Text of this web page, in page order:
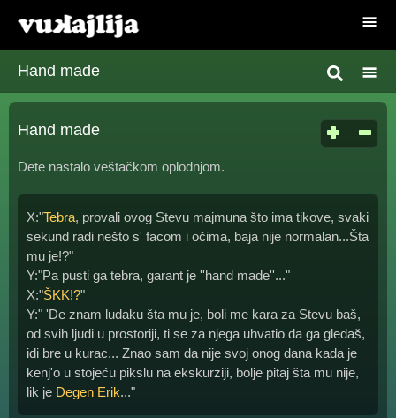
Hand made
Hand made
Dete nastalo veštačkom oplodnjom.
X:"Tebra, provali ovog Stevu majmuna što ima tikove, svaki
sekund radi nešto s' facom i očima, baja nije normalan...Šta
mu je!?"
Y:"Pa pusti ga tebra, garant je ''hand made''..."
X:"ŠKK!?"
Y:" 'De znam ludaku šta mu je, boli me kara za Stevu baš,
od svih ljudi u prostoriji, ti se za njega uhvatio da ga gledaš,
idi bre u kurac... Znao sam da nije svoj onog dana kada je
kenj'o u stojeću pikslu na ekskurziji, bolje pitaj šta mu nije,
lik je Degen Erik..."